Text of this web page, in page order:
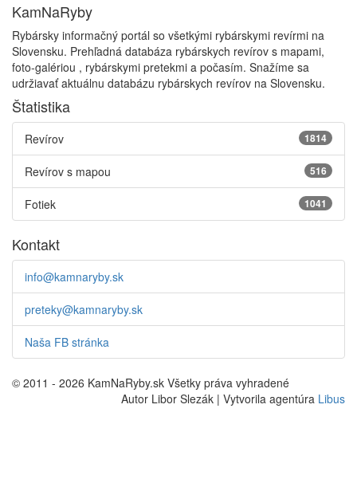
KamNaRyby
Rybársky informačný portál so všetkými rybárskymi revírmi na
Slovensku. Prehľadná databáza rybárskych revírov s mapami,
foto-galériou , rybárskymi pretekmi a počasím. Snažíme sa
udržiavať aktuálnu databázu rybárskych revírov na Slovensku.
Štatistika
1814
Revírov
516
Revírov s mapou
1041
Fotiek
Kontakt
info@kamnaryby.sk
preteky@kamnaryby.sk
Naša FB stránka
© 2011 - 2026 KamNaRyby.sk Všetky práva vyhradené
Autor Libor Slezák | Vytvorila agentúra Libus